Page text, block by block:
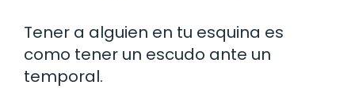
Tener a alguien en tu esquina es
como tener un escudo ante un
temporal.